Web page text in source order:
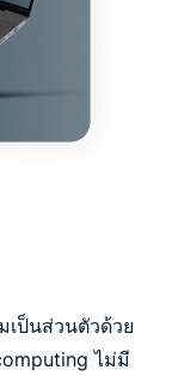
ป็นส่วนตัวด้วย
ไม่มี